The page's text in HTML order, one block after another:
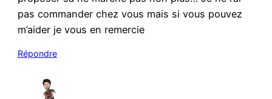
pas commander chez vous mais si vous pouvez
m’aider je vous en remercie
Répondre